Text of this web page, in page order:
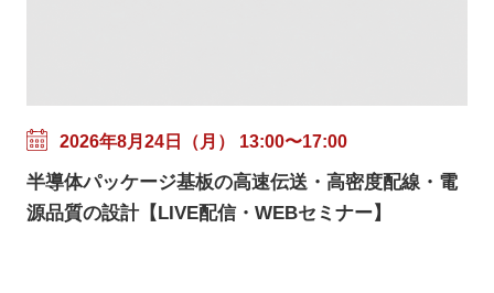
2026年8月24日（月） 13:00〜17:00
半導体パッケージ基板の高速伝送・高密度配線・電
源品質の設計【LIVE配信・WEBセミナー】